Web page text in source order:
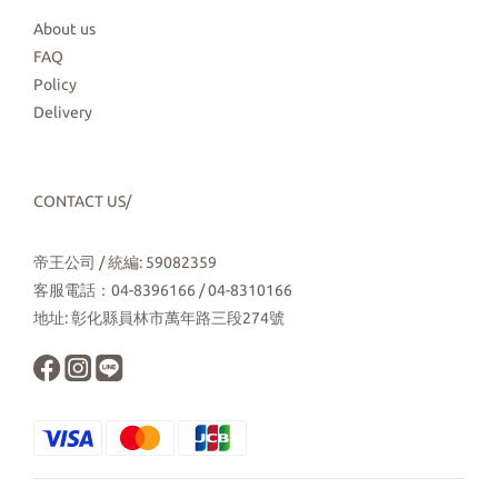
About us
FAQ
Policy
Delivery
CONTACT US/
帝王公司 / 統編: 59082359
客服電話：04-8396166 / 04-8310166
地址: 彰化縣員林市萬年路三段274號